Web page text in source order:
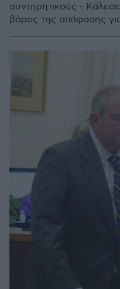
συντηρητικούς -
βάρος της απόφασης